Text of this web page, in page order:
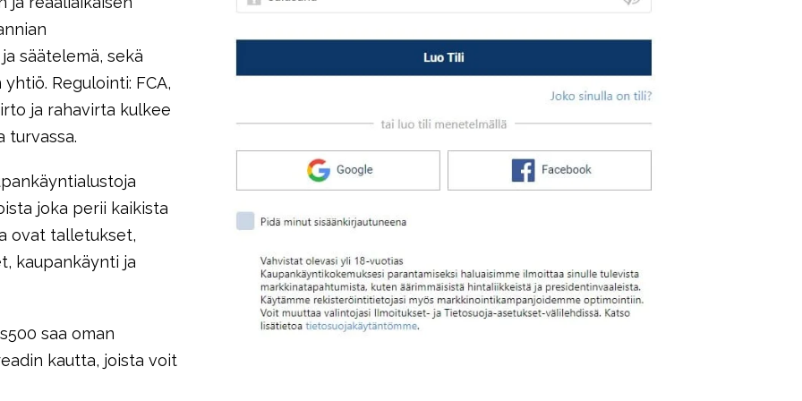
säätelemä, sekä
Regulointi: FCA,
ja rahavirta kulkee
turvassa.
joka perii kaikista
ovat talletukset,
kaupankäynti ja
saa oman
kautta, joista voit